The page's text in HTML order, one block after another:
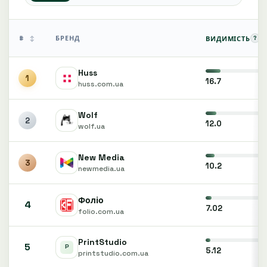
# ↕ БРЕНД ВИДИМІСТЬ ?
1 Huss
huss.com.ua 16.7
2 Wolf
wolf.ua 12.0
3 New Media
newmedia.ua 10.2
4 Фоліо
folio.com.ua 7.02
5 PrintStudio
printstudio.com.ua 5.12